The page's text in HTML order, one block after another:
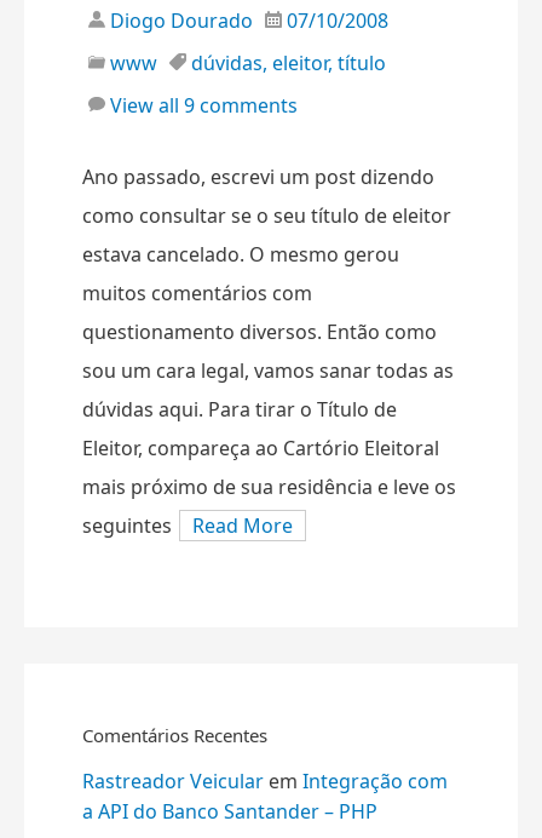
Diogo Dourado
07/10/2008
www
dúvidas, eleitor, título
View all 9 comments
Ano passado, escrevi um post dizendo
como consultar se o seu título de eleitor
estava cancelado. O mesmo gerou
muitos comentários com
questionamento diversos. Então como
sou um cara legal, vamos sanar todas as
dúvidas aqui. Para tirar o Título de
Eleitor, compareça ao Cartório Eleitoral
mais próximo de sua residência e leve os
seguintes
Read More
Comentários Recentes
Rastreador Veicular em Integração com
a API do Banco Santander – PHP